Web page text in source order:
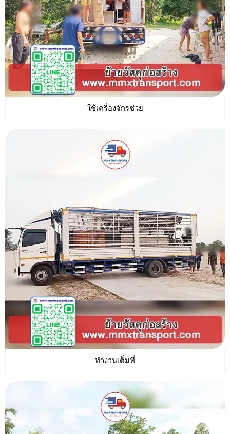
ใช้เครื่องจักรช่วย
ทำงานเต็มที่